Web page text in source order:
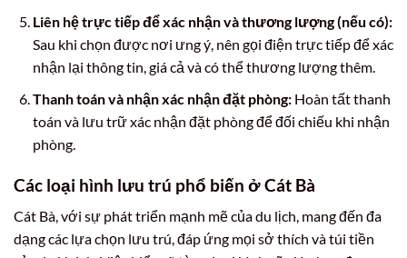
Liên hệ trực tiếp để xác nhận và thương lượng (nếu có):
Sau khi chọn được nơi ưng ý, nên gọi điện trực tiếp để xác
nhận lại thông tin, giá cả và có thể thương lượng thêm.
Thanh toán và nhận xác nhận đặt phòng:Hoàn tất thanh
toán và lưu trữ xác nhận đặt phòng để đối chiếu khi nhận
phòng.
Các loại hình lưu trú phổ biến ở Cát Bà
Cát Bà, với sự phát triển mạnh mẽ của du lịch, mang đến đa
dạng các lựa chọn lưu trú, đáp ứng mọi sở thích và túi tiền